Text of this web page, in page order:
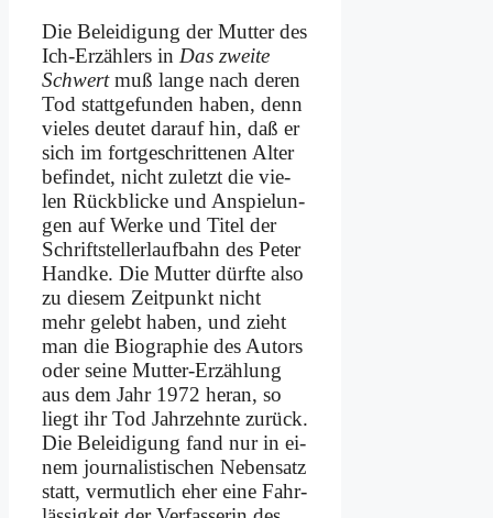
Die Be­lei­di­gung der Mut­ter des
Ich-Er­zäh­lers in Das zwei­te
Schwertmuß lan­ge nach de­ren
Tod statt­ge­fun­den ha­ben, denn
vie­les deu­tet dar­auf hin, daß er
sich im fort­ge­schrit­te­nen Al­ter
be­fin­det, nicht zu­letzt die vie­
len Rück­blicke und An­spie­lun­
gen auf Wer­ke und Ti­tel der
Schrift­stel­ler­lauf­bahn des Pe­ter
Hand­ke. Die Mut­ter dürf­te al­so
zu die­sem Zeit­punkt nicht
mehr ge­lebt ha­ben, und zieht
man die Bio­gra­phie des Au­tors
oder sei­ne Mut­ter-Er­zäh­lung
aus dem Jahr 1972 her­an, so
liegt ihr Tod Jahr­zehn­te zu­rück.
Die Be­lei­di­gung fand nur in ei­
nem jour­na­li­sti­schen Ne­ben­satz
statt, ver­mut­lich eher ei­ne Fahr­